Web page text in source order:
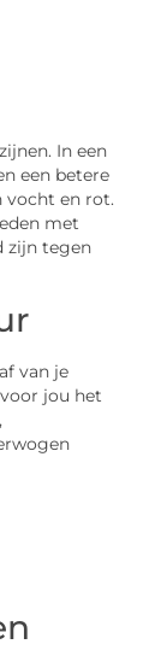
In een
een betere
vocht en rot.
met
zijn tegen
van je
jou het